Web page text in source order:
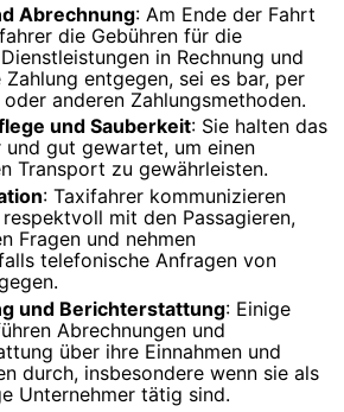
Abrechnung: Am Ende der Fahrt
die Gebühren für die
in Rechnung und
Zahlung entgegen, sei es bar, per
anderen Zahlungsmethoden.
und Sauberkeit: Sie halten das
und gut gewartet, um einen
Transport zu gewährleisten.
: Taxifahrer kommunizieren
mit den Passagieren,
Fragen und nehmen
telefonische Anfragen von
und Berichterstattung: Einige
Abrechnungen und
über ihre Einnahmen und
durch, insbesondere wenn sie als
Unternehmer tätig sind.